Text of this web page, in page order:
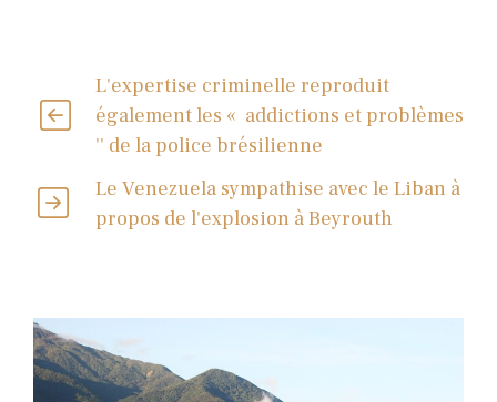
L'expertise criminelle reproduit
également les « addictions et problèmes
'' de la police brésilienne
Le Venezuela sympathise avec le Liban à
propos de l'explosion à Beyrouth